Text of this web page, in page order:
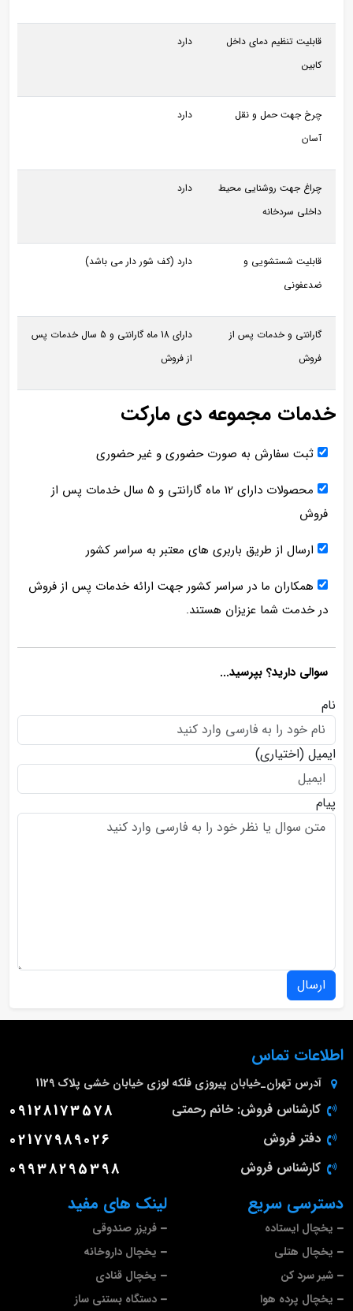
قابلیت تنظیم دمای داخل
کابین
دارد
چرخ جهت حمل و نقل
آسان
دارد
چراغ جهت روشنایی محیط
داخلی سردخانه
دارد
قابلیت شستشویی و
ضدعفونی
دارد (کف شور دار می باشد)
گارانتی و خدمات پس از
فروش
دارای 18 ماه گارانتی و 5 سال خدمات پس
از فروش
خدمات مجموعه دی مارکت
ثبت سفارش به صورت حضوری و غیر حضوری
محصولات دارای 12 ماه گارانتی و 5 سال خدمات پس از
فروش
ارسال از طریق باربری های معتبر به سراسر کشور
همکاران ما در سراسر کشور جهت ارائه خدمات پس از فروش
در خدمت شما عزیزان هستند.
سوالی دارید؟ بپرسید...
نام
ایمیل (اختیاری)
پیام
ارسال
لینک های مفید
فریزر صندوقی
یخچال داروخانه
یخچال قنادی
دستگاه بستنی ساز
دسترسی سریع
یخچال ایستاده
یخچال هتلی
شیر سرد کن
یخچال پرده هوا
اطلاعات تماس
آدرس تهران_خیابان پیروزی فلکه لوزی خیابان خشی پلاک 1129
کارشناس فروش: خانم رحمتی 09128173578
دفتر فروش 02177989026
کارشناس فروش 09938295398